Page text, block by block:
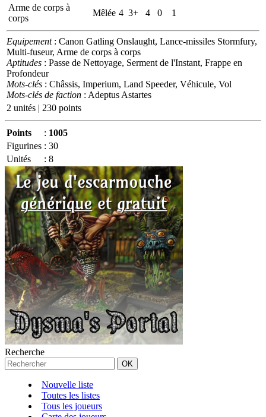
Arme de corps à
corps
Mêlée 4 3+ 4 0 1
Equipement: Canon Gatling Onslaught, Lance-missiles Stormfury,
Multi-fuseur, Arme de corps à corps
Aptitudes : Passe de Nettoyage, Serment de l'Instant, Frappe en
Profondeur
Mots-clés : Châssis, Imperium, Land Speeder, Véhicule, Vol
Mots-clés de faction : Adeptus Astartes
2 unités | 230 points
Points : 1005
Figurines : 30
Unités
: 8
Recherche
Nouvelle liste
Toutes les listes
Tous les joueurs